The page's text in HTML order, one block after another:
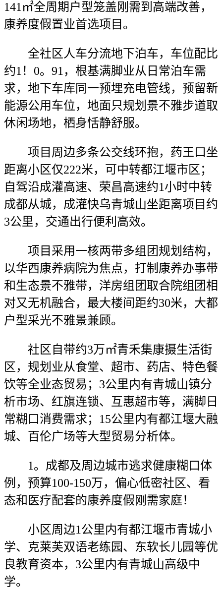
141㎡全周期户型笼盖刚需到高端改善，
康养度假置业首选项目。
全社区人车分流地下泊车，车位配比
约1！0。91，根基满脚业从日常泊车需
求，地下车库同一预埋充电管线，预留新
能源公用车位，地面只规划景不雅步道取
休闲场地，栖身恬静舒服。
项目周边多条公交线环抱，药王口坐
距离小区仅222米，可中转都江堰市区；
自驾沿成灌高速、荣昌高速约1小时中转
成都从城，成灌快乌青城山坐距离项目约
3公里，交通出行便利高效。
项目采用一核两带多组团规划结构，
以华西康养病院为焦点，打制康养办事带
和生态景不雅带，洋房组团取合院组团相
对又无机融合，最大楼间距约30米，大都
户型采光不雅景兼顾。
社区自带约3万㎡青禾集康摄生活街
区，规划业从食堂、超市、药店、特色餐
饮等全业态贸易；3公里内有青城山镇分
析市场、红旗连锁、互惠超市等，满脚日
常糊口消费需求；15公里内有都江堰大融
城、百伦广场等大型贸易分析体。
1。成都及周边城市逃求健康糊口体
例，预算100-150万，偏心低密社区、看
态和医疗配套的康养度假刚需家庭！
小区周边1公里内有都江堰市青城小
学、克莱芙双语老练园、东软长儿园等优
良教育资本，3公里内有青城山高级中
学。